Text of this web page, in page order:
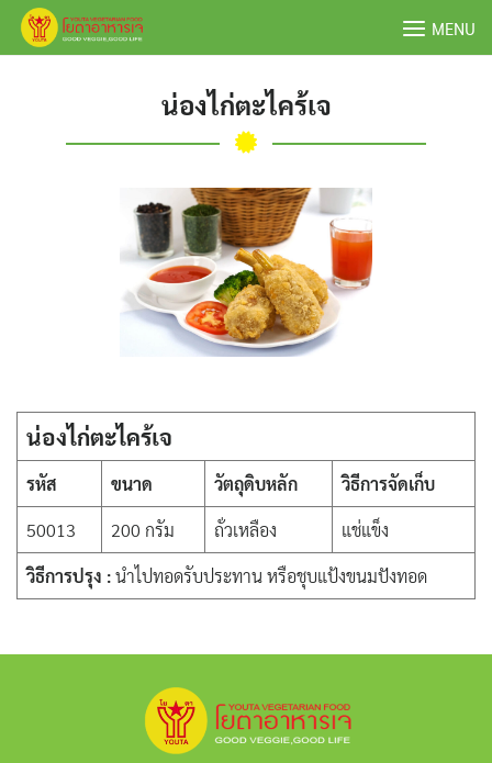
Skip
MENU
น่องไก่ตะไคร้เจ
น่องไก่ตะไคร้เจ
รหัส ขนาด วัตถุดิบหลัก
วิธีการจัดเก็บ
50013
200 กรัม ถั่วเหลือง
แช่แข็ง
วิธีการปรุง :นำไปทอดรับประทาน หรือชุบแป้งขนมปังทอด